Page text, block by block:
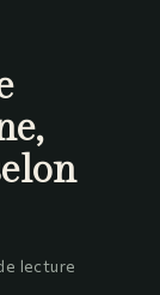
lecture